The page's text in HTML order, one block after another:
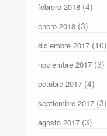
febrero 2018 (4)
enero 2018 (3)
diciembre 2017 (10)
noviembre 2017 (3)
octubre 2017 (4)
septiembre 2017 (3)
agosto 2017 (3)